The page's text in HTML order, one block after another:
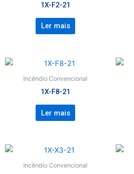
1X-F2-21
Ler mais
Incêndio Convencional
1X-F8-21
Ler mais
Incêndio Convencional